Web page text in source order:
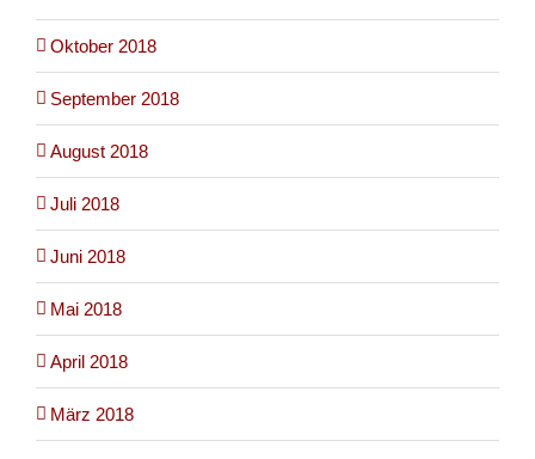
Oktober 2018
September 2018
August 2018
Juli 2018
Juni 2018
Mai 2018
April 2018
März 2018